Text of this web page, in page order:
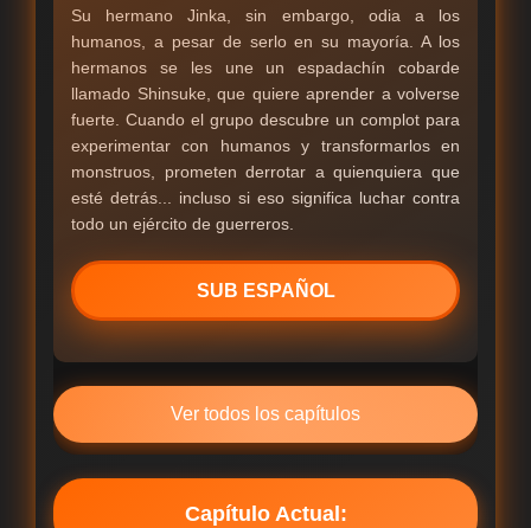
Su hermano Jinka, sin embargo, odia a los
humanos, a pesar de serlo en su mayoría. A los
hermanos se les une un espadachín cobarde
llamado Shinsuke, que quiere aprender a volverse
fuerte. Cuando el grupo descubre un complot para
experimentar con humanos y transformarlos en
monstruos, prometen derrotar a quienquiera que
esté detrás... incluso si eso significa luchar contra
todo un ejército de guerreros.
SUB ESPAÑOL
Ver todos los capítulos
Capítulo Actual: